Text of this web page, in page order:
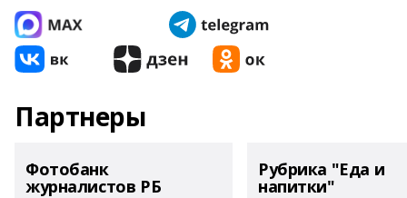
Партнеры
Фотобанк
журналистов РБ
Рубрика "Еда и
напитки"